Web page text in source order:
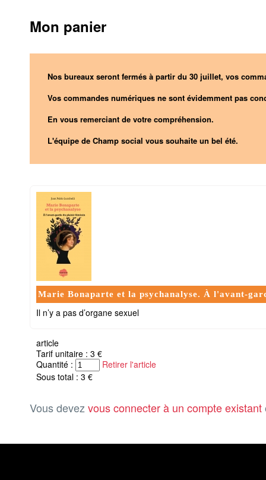
Mon panier
Nos bureaux seront fermés à partir du 30 juillet, vos
Vos commandes numériques ne sont évidemment pas
En vous remerciant de votre compréhension.
L'équipe de Champ social vous souhaite un bel été.
Marie Bonaparte et la psychanalyse. À l'avant-
Il n’y a pas d’organe sexuel
article
Tarif unitaire : 3 €
Quantité :
Retirer l'article
Sous total : 3 €
Vous devez vous connecter à un compte existant